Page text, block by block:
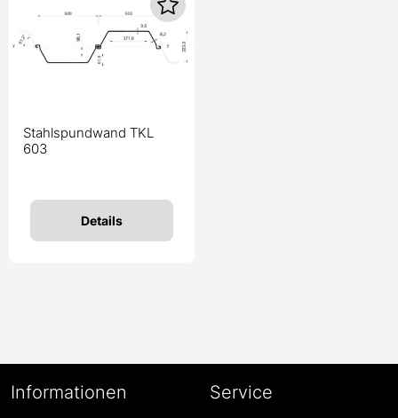
Stahlspundwand TKL
603
Details
Informationen Service